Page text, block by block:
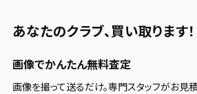
あなたのクラブ、 買い取ります！
画像でかんたん無料査定
画像を撮って送るだけ。専門スタッフがお見積